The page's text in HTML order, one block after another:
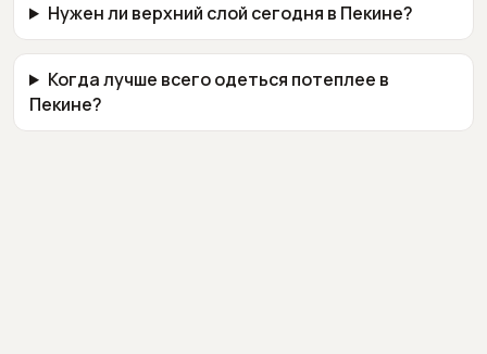
Нужен ли верхний слой сегодня в Пекине?
Когда лучше всего одеться потеплее в
Пекине?